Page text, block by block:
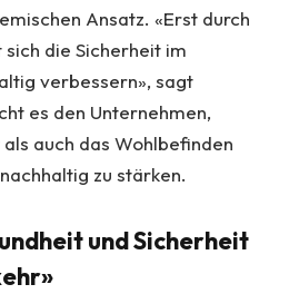
Ansatz. «Erst durch
die Sicherheit im
verbessern», sagt
es den Unternehmen,
auch das Wohlbefinden
zu stärken.
und Sicherheit